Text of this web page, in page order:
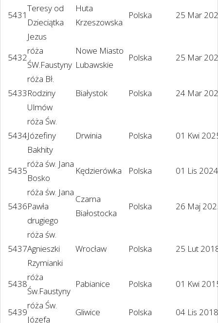
5431
Teresy od
Dzieciątka
Jezus
Huta
Krzeszowska
Polska 25 Mar
5432
róża
ŚW.Faustyny
Nowe Miasto
Lubawskie
Polska 25 Mar
5433
róża Bł.
Rodziny
Ulmów
Białystok Polska 24 Mar
5434
róża Św.
Józefiny
Bakhity
Drwinia Polska 01 Kwi
5435
róża św. Jana
Bosko
Kędzierówka Polska 01 Lis 2024
5436
róża św. Jana
Pawła
drugiego
Czarna
Białostocka
Polska 26 Maj
5437
róża św.
Agnieszki
Rzymianki
Wrocław Polska 25 Lut
5438
róża
Św.Faustyny
Pabianice Polska 01 Kwi
5439
róża Św.
Józefa
Gliwice Polska 04 Lis 2018